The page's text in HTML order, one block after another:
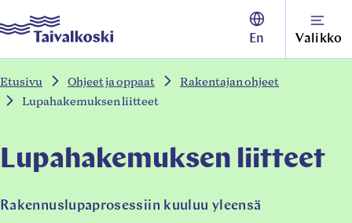
Siirry
suoraan
↓
Taivalkoski
En Valikko
Etusivu Ohjeet ja oppaat
Rakentajan ohjeet
Lupahakemuksen liitteet
Lupahakemuksen liitteet
Rakennuslupaprosessiin kuuluu yleensä